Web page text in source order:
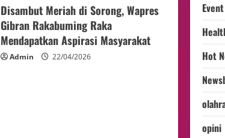
Disambut Meriah di Sorong, Wapres
Gibran Rakabuming Raka
Mendapatkan Aspirasi Masyarakat
Admin 22/04/2026
Event
Hot
opini